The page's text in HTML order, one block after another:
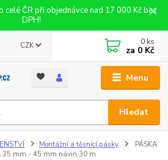
celé ČR při objednávce nad 17 000 Kč bez
DPH!
Menu
CZK
Hledat
0 ks
za 0 Kč
Montážní a těsnící pásky
PÁSKA
25 mm - 45 mm návin 30 m